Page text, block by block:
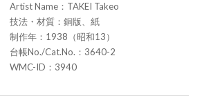
Artist Name：TAKEI Takeo
技法・材質：銅版、紙
制作年：1938（昭和13）
台帳No./Cat.No.：3640-2
WMC-ID：3940